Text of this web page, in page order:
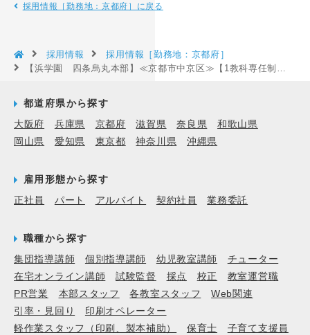
採用情報［勤務地：京都府］に戻る
採用情報
採用情報［勤務地：京都府］
【浜学園 四条烏丸本部】≪京都市中京区≫【1教科専任制の塾講師／正社員】未経験歓迎◆60年以上の歴史と実績◆充実した研修制度［京都府京都市中京区］
都道府県から探す
大阪府
兵庫県 京都府 滋賀県 奈良県
和歌山県
岡山県
愛知県 東京都 神奈川県 沖縄県
雇用形態から探す
正社員
パート アルバイト 契約社員 業務委託
職種から探す
集団指導講師
個別指導講師 幼児教室講師
チューター
在宅オンライン講師
試験監督 採点 校正
教室運営職
PR営業
本部スタッフ 各教室スタッフ
Web関連
引率・見回り
印刷オペレーター
軽作業スタッフ（印刷、製本補助）
保育士 子育て支援員